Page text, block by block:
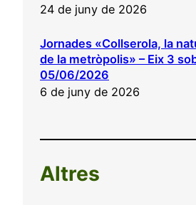
24 de juny de 2026
Jornades «Collserola, la
de la metròpolis» – Eix 3
05/06/2026
6 de juny de 2026
Altres